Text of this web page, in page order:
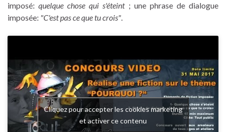
imposé:quelque chose qui s'éteint; une phrase de dialogue
imposée: "C'est pas ce que tu crois".
Cliquez pour accepter les cookies marketing
et activer ce contenu